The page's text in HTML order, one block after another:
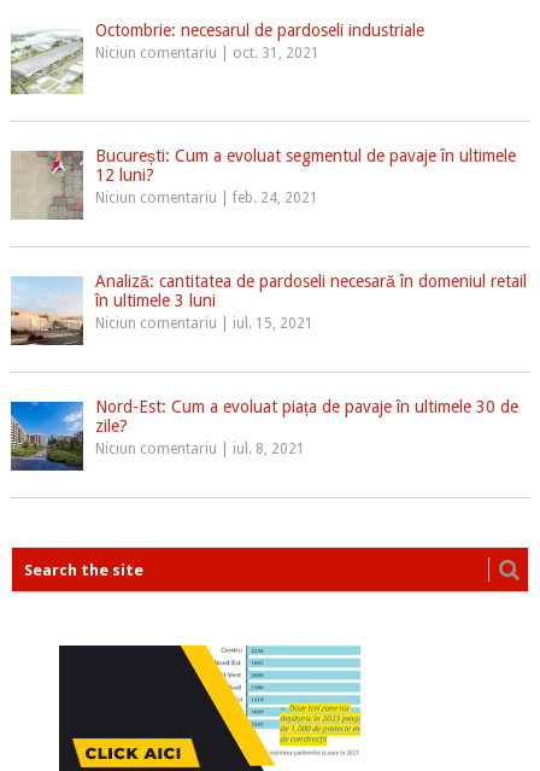
Octombrie: necesarul de pardoseli industriale
Niciun comentariu oct. 31, 2021
București: Cum a evoluat segmentul de pavaje în ultimele
12 luni?
Niciun comentariu feb. 24, 2021
Analiză: cantitatea de pardoseli necesară în domeniul retail
în ultimele 3 luni
Niciun comentariu iul. 15, 2021
Nord-Est: Cum a evoluat piața de pavaje în ultimele 30 de
zile?
Niciun comentariu iul. 8, 2021